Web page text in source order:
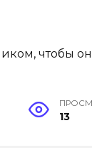
13